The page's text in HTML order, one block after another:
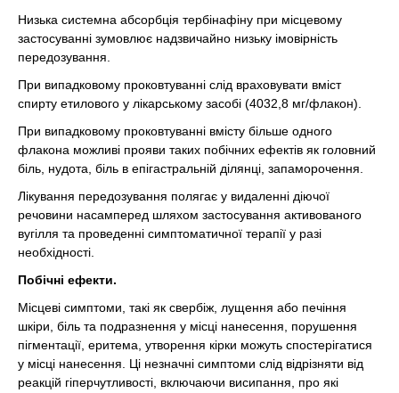
Низька системна абсорбція тербінафіну при місцевому
застосуванні зумовлює надзвичайно низьку імовірність
передозування.
При випадковому проковтуванні слід враховувати вміст
спирту етилового у лікарському засобі (4032,8 мг/флакон).
При випадковому проковтуванні вмісту більше одного
флакона можливі прояви таких побічних ефектів як головний
біль, нудота, біль в епігастральній ділянці, запаморочення.
Лікування передозування полягає у видаленні діючої
речовини насамперед шляхом застосування активованого
вугілля та проведенні симптоматичної терапії у разі
необхідності.
Побічні ефекти.
Місцеві симптоми, такі як свербіж, лущення або печіння
шкіри, біль та подразнення у місці нанесення, порушення
пігментації, еритема, утворення кірки можуть спостерігатися
у місці нанесення. Ці незначні симптоми слід відрізняти від
реакцій гіперчутливості, включаючи висипання, про які